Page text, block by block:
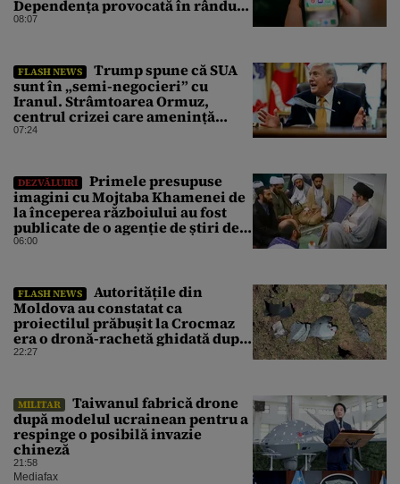
Dependența provocată în rândul
copiilor, principala îngrijorare
08:07
FLASH NEWS
Trump spune că SUA
sunt în „semi-negocieri” cu
Iranul. Strâmtoarea Ormuz,
centrul crizei care amenință
piața mondială a petrolului
07:24
DEZVĂLUIRI
Primele presupuse
imagini cu Mojtaba Khamenei de
la începerea războiului au fost
publicate de o agenție de știri de
stat din Iran
06:00
FLASH NEWS
Autoritățile din
Moldova au constatat ca
proiectilul prăbușit la Crocmaz
era o dronă-rachetă ghidată după
finalizarea primei investigații
22:27
MILITAR
⁠Taiwanul fabrică drone
după modelul ucrainean pentru a
respinge o posibilă invazie
chineză
21:58
Mediafax